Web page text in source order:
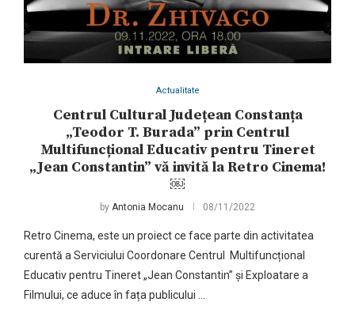
Actualitate
Centrul Cultural Județean Constanța
„Teodor T. Burada” prin Centrul
Multifuncțional Educativ pentru Tineret
„Jean Constantin” vă invită la Retro Cinema!
￼
by Antonia Mocanu 08/11/2022
Retro Cinema, este un proiect ce face parte din activitatea
curentă a Serviciului Coordonare Centrul Multifuncțional
Educativ pentru Tineret „Jean Constantin” și Exploatare a
Filmului, ce aduce în fața publicului …